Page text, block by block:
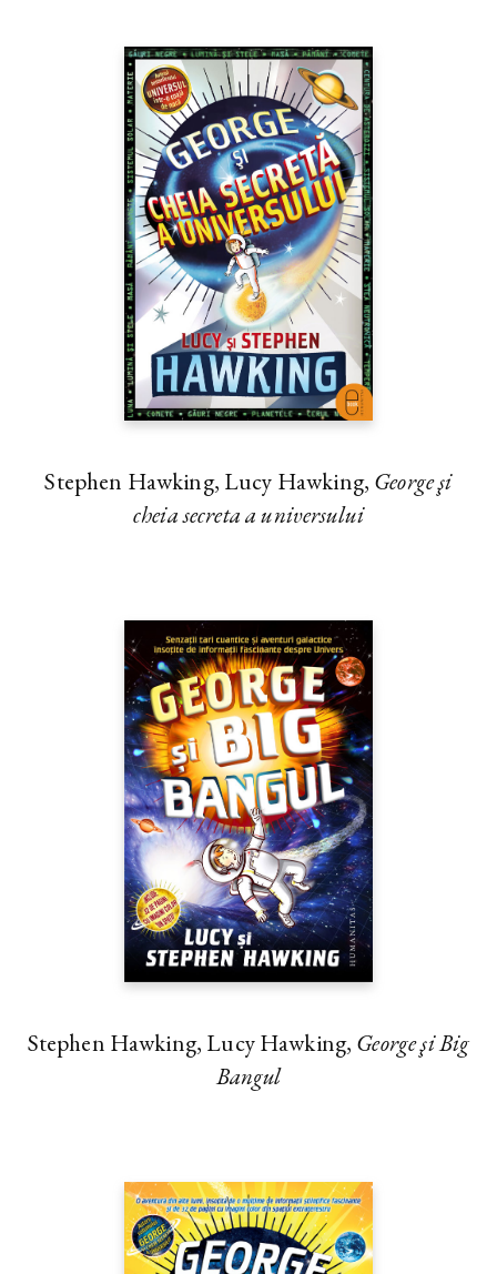
Stephen Hawking, Lucy Hawking, George şi
cheia secreta a universului
Stephen Hawking, Lucy Hawking, George şi Big
Bangul